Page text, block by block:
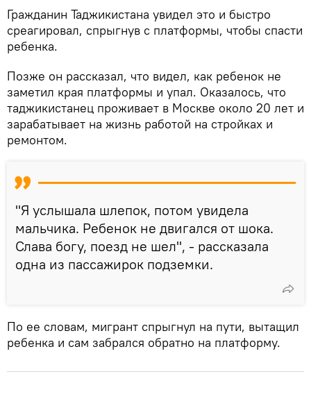
Гражданин Таджикистана увидел это и быстро
среагировал, спрыгнув с платформы, чтобы спасти
ребенка.
Позже он рассказал, что видел, как ребенок не
заметил края платформы и упал. Оказалось, что
таджикистанец проживает в Москве около 20 лет и
зарабатывает на жизнь работой на стройках и
ремонтом.
"Я услышала шлепок, потом увидела
мальчика. Ребенок не двигался от шока.
Слава богу, поезд не шел", - рассказала
одна из пассажирок подземки.
По ее словам, мигрант спрыгнул на пути, вытащил
ребенка и сам забрался обратно на платформу.